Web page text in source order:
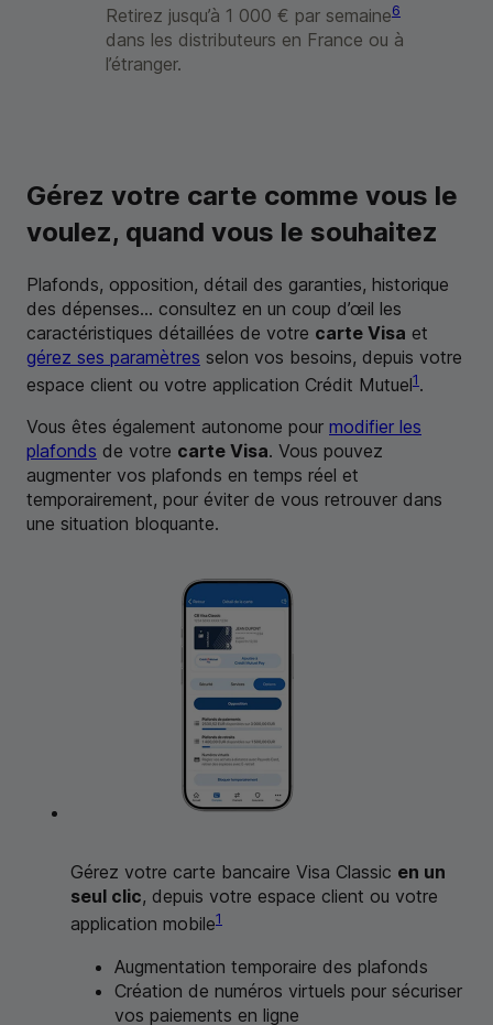
Retirez jusqu’à 1 000 € par semaine6
dans les distributeurs en France ou à
l’étranger.
Gérez votre carte comme vous le
voulez, quand vous le souhaitez
Plafonds, opposition, détail des garanties, historique
des dépenses... consultez en un coup d’œil les
caractéristiques détaillées de votre carte Visa et
gérez ses paramètres selon vos besoins, depuis votre
espace client ou votre application Crédit Mutuel1.
Vous êtes également autonome pour modifier les
plafonds de votre carte Visa. Vous pouvez
augmenter vos plafonds en temps réel et
temporairement, pour éviter de vous retrouver dans
une situation bloquante.
Gérez votre carte bancaire Visa Classic en un
seul clic, depuis votre espace client ou votre
application mobile1
Augmentation temporaire des plafonds
Création de numéros virtuels pour sécuriser
vos paiements en ligne